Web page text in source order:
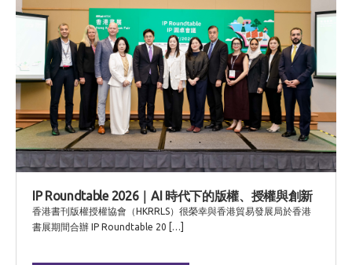
IP Roundtable 2026｜AI 時代下的版權、授權與創新
香港書刊版權授權協會（HKRRLS）很榮幸與香港貿易發展局於香港
書展期間合辦 IP Roundtable 20 […]